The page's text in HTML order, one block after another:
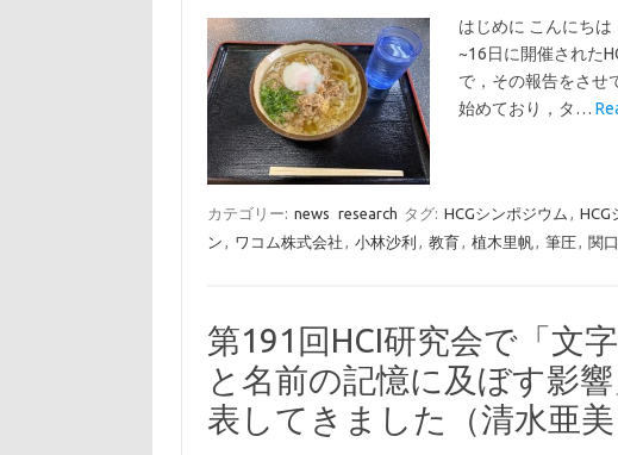
はじめに こんにち
~16日に開催された
で，その報告をさせ
始めており，タ…
カテゴリー: news research タグ: HCGシンポジウム , HCG
ン , ワコム株式会社 , 小林沙利 , 教育, 植木里帆, 筆圧, 関
第191回HCI研究会で「文
と名前の記憶に及ぼす影
表してきました（清水亜美